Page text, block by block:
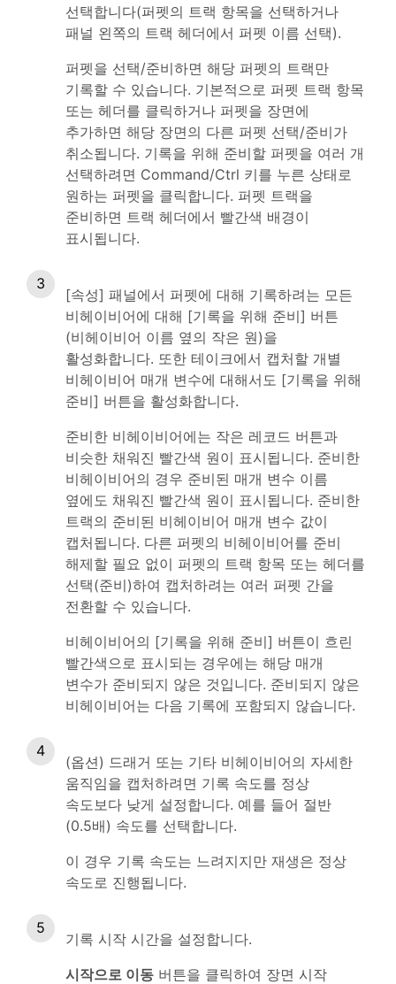
선택합니다(퍼펫의 트랙 항목을 선택하거나
패널 왼쪽의 트랙 헤더에서 퍼펫 이름 선택).
퍼펫을 선택/준비하면 해당 퍼펫의 트랙만
기록할 수 있습니다. 기본적으로 퍼펫 트랙 항목
또는 헤더를 클릭하거나 퍼펫을 장면에
추가하면 해당 장면의 다른 퍼펫 선택/준비가
취소됩니다. 기록을 위해 준비할 퍼펫을 여러 개
선택하려면 Command/Ctrl 키를 누른 상태로
원하는 퍼펫을 클릭합니다. 퍼펫 트랙을
준비하면 트랙 헤더에서 빨간색 배경이
표시됩니다.
[속성] 패널에서 퍼펫에 대해 기록하려는 모든
비헤이비어에 대해 [기록을 위해 준비] 버튼
(비헤이비어 이름 옆의 작은 원)을
활성화합니다. 또한 테이크에서 캡처할 개별
비헤이비어 매개 변수에 대해서도 [기록을 위해
준비] 버튼을 활성화합니다.
준비한 비헤이비어에는 작은 레코드 버튼과
비슷한 채워진 빨간색 원이 표시됩니다. 준비한
비헤이비어의 경우 준비된 매개 변수 이름
옆에도 채워진 빨간색 원이 표시됩니다. 준비한
트랙의 준비된 비헤이비어 매개 변수 값이
캡처됩니다. 다른 퍼펫의 비헤이비어를 준비
해제할 필요 없이 퍼펫의 트랙 항목 또는 헤더를
선택(준비)하여 캡처하려는 여러 퍼펫 간을
전환할 수 있습니다.
비헤이비어의 [기록을 위해 준비] 버튼이 흐린
빨간색으로 표시되는 경우에는 해당 매개
변수가 준비되지 않은 것입니다. 준비되지 않은
비헤이비어는 다음 기록에 포함되지 않습니다.
(옵션) 드래거 또는 기타 비헤이비어의 자세한
움직임을 캡처하려면 기록 속도를 정상
속도보다 낮게 설정합니다. 예를 들어 절반
(0.5배) 속도를 선택합니다.
이 경우 기록 속도는 느려지지만 재생은 정상
속도로 진행됩니다.
기록 시작 시간을 설정합니다.
시작으로 이동 버튼을 클릭하여 장면 시작